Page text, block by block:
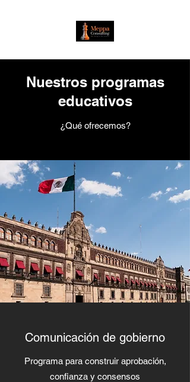
Nuestros programas
educativos
¿Qué ofrecemos?
Comunicación de gobierno
Programa para construir aprobación,
confianza y consensos